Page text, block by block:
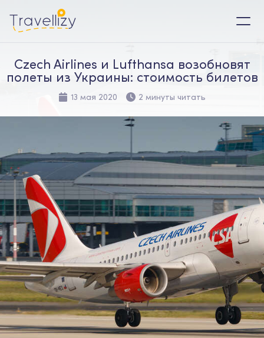
Czech Airlines и Lufthansa возобновят
полеты из Украины: стоимость билетов
13 мая 2020 2 минуты читать